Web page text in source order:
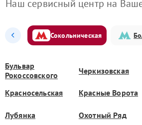
Наш сервисный центр на
Сокольническая
Бульвар
Рокоссовского
Черкизовская
Красносельская
Красные Ворота
Лубянка Охотный Ряд